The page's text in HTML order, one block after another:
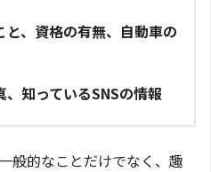
、資格の有無、自動車の
知っているSNSの情報
般的なことだけでなく、趣